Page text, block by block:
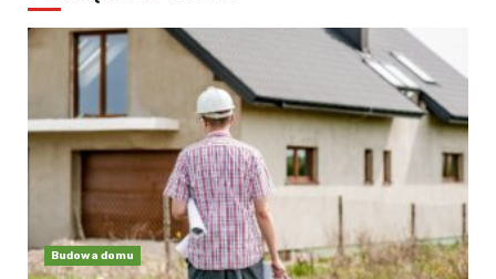
Budowa domu